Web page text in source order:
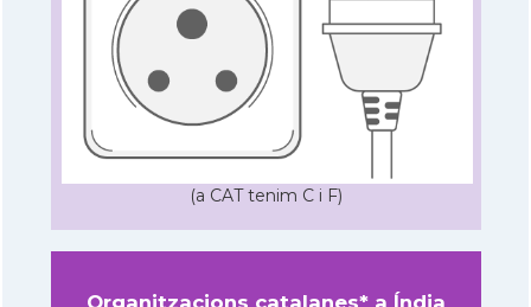
(a CAT tenim C i F)
Organitzacions catalanes* a Índia